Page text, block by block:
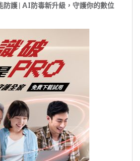
護 | AI防毒新升級，守護你的數位